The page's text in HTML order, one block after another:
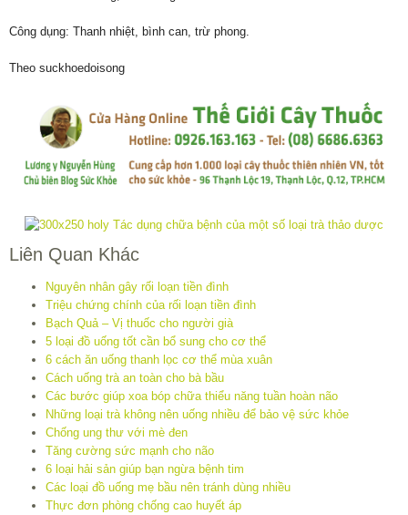
Công dụng: Thanh nhiệt, bình can, trừ phong.
Theo suckhoedoisong
Liên Quan Khác
Nguyên nhân gây rối loạn tiền đình
Triệu chứng chính của rối loạn tiền đình
Bạch Quả – Vị thuốc cho người già
5 loại đồ uống tốt cần bổ sung cho cơ thể
6 cách ăn uống thanh lọc cơ thể mùa xuân
Cách uống trà an toàn cho bà bầu
Các bước giúp xoa bóp chữa thiểu năng tuần hoàn não
Những loại trà không nên uống nhiều để bảo vệ sức khỏe
Chống ung thư với mè đen
Tăng cường sức mạnh cho não
6 loại hải sản giúp bạn ngừa bệnh tim
Các loại đồ uống mẹ bầu nên tránh dùng nhiều
Thực đơn phòng chống cao huyết áp